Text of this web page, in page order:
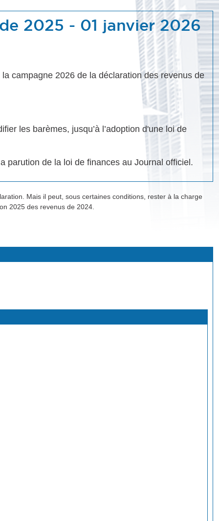
2025 - 01 janvier 2026
campagne 2026 de la déclaration des revenus de
les barèmes, jusqu’à l’adoption d'une loi de
parution de la loi de finances au Journal officiel.
Mais il peut, sous certaines conditions, rester à la charge
2025 des revenus de 2024.